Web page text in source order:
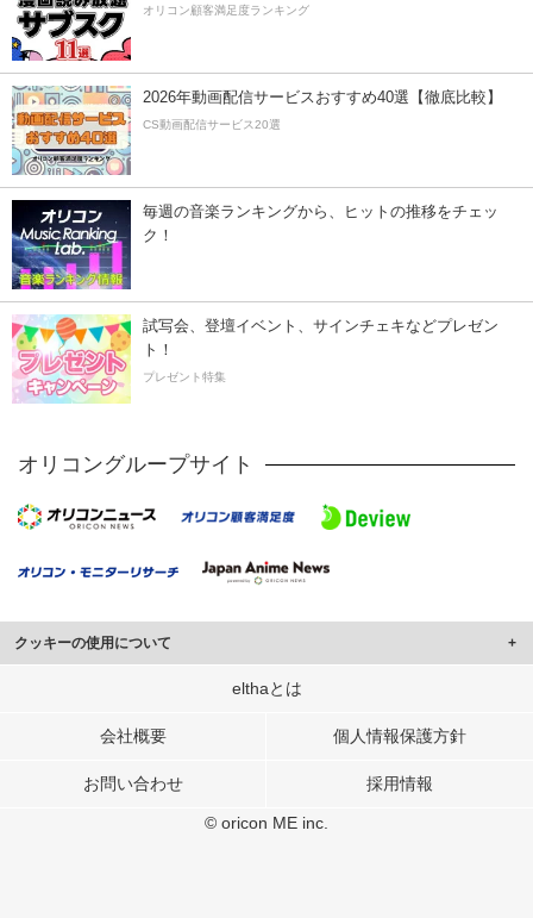
オリコン顧客満足度ランキング
2026年動画配信サービスおすすめ40選【徹底比較】
CS動画配信サービス20選
毎週の音楽ランキングから、ヒットの推移をチェッ
ク！
試写会、登壇イベント、サインチェキなどプレゼン
ト！
プレゼント特集
オリコングループサイト
クッキーの使用について
このサイトでは Cookie を使用して、ユーザーに合わせたコンテンツや広告の
行っています。
メディアや広告配信、データ解析の各パートナーに提供しています。
elthaとは
会社概要 個人情報保護方針
お問い合わせ 採用情報
© oricon ME inc.